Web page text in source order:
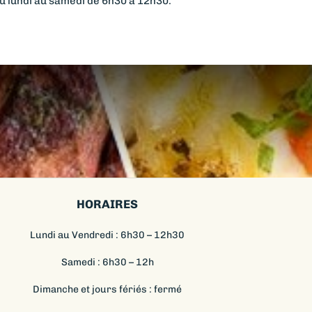
HORAIRES
Lundi au Vendredi : 6h30 – 12h30
Samedi : 6h30 – 12h
Dimanche et jours fériés : fermé